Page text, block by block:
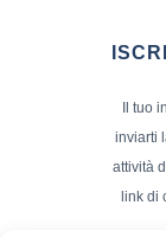
Il tuo
inviarti
attività
link di